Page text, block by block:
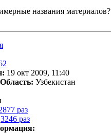
названия материалов?
19 окт 2009, 11:40
Узбекистан
раз
3246 раз